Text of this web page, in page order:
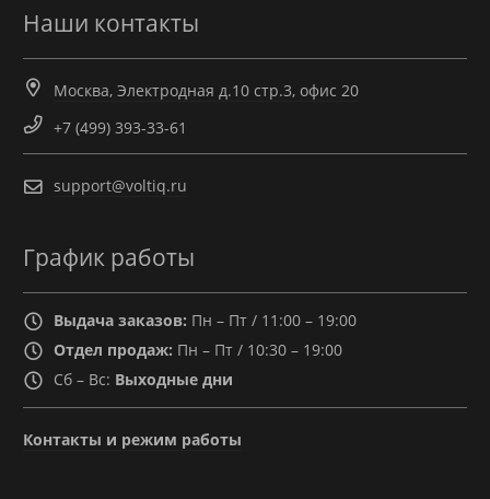
Наши контакты
Москва, Электродная д.10 стр.3, офис 20
+7 (499) 393-33-61
support@voltiq.ru
График работы
Выдача заказов: Пн – Пт / 11:00 – 19:00
Отдел продаж: Пн – Пт / 10:30 – 19:00
Сб – Вс: Выходные дни
Контакты и режим работы